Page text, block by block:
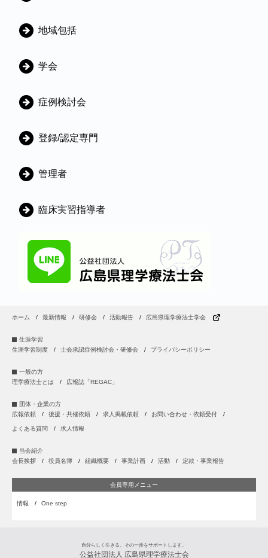
地域包括
学会
症例検討会
登録/認定専門
管理者
臨床実習指導者
ホーム 最新情報 研修会 活動報告 広島県理学療法士学会
生涯学習
生涯学習制度
士会承認症例検討会・研修会 プライバシーポリシー
一般の方
理学療法士とは
広報誌「REGAC」
団体・企業の方
広報依頼
後援・共催依頼 求人掲載依頼 お問い合わせ・依頼受付
よくある質問 求人情報
当会紹介
会長挨拶
役員名簿 組織概要 事業計画 活動 定款・事業報告
会員専用メニュー
情報 One step
自分らしく生きる。その一歩をサポートします。
公益社団法人 広島県理学療法士会